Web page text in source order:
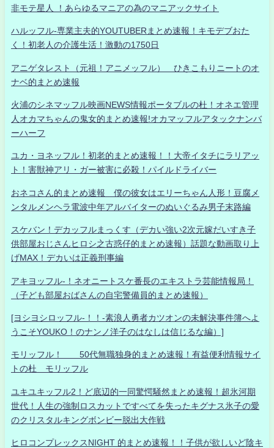
非モテ星人 ！あらゆるマニアの為のマニアックサイト
ハルッフル-専業主夫的YOUTUBERまとめ速報！キモデブおた
く！初老人の介護生活！激動の1750日
アニゲタレスト（元祖！アニメッフル） ひきこもりニートのオ
ナベ的まとめ速報
火浦のシネマッフル映画NEWS情報ポータブルの杜！オネエ管理
人オカマちゃんの鬼女的まとめ速報!オカマッフルアタックナンバ
ーハーフ
ユカ・ヨネッフル！初老的まとめ速報！！大帝イタチにラリアッ
ト！害獣神アリ・ガー被害に必殺！パイルドライバー
おネコさん的まとめ速報 僕の彼女はエリーちゃん人形！豆腐メ
ンタルメンヘラ電波中年アルバイターのぬいぐるみ男子末路編
スケバン！デカッフルまっくす（デカい強い2次元嫁だいすき子
供部屋おじさんヒロシ之古惑仔的まとめ速報）話題な動画取り上
げMAX！デカいは正義刑事編
アキヨッフル-！ネオニートスケ番長のエキストラ芸能情報局！
（子ども部屋おばさんの自宅警備員的まとめ速報）
[ヨシヨシロッフル-！！-素浪人勇者カツオンの未解決事件簿へよ
うこそYOUKO！のナンノ洋子のはなしは信じるな編）]
モリッフル！ 50代無職独身的まとめ速報！有益便利情報サイ
トの杜 モリッフル
ユキユキッフル2！ど底辺的一同驚愕騒然まとめ速報！超氷河期
世代！人生の強制ロスカットですべてを失ったキグナス氷子の愛
のクリスタルキングボンビー脱出大作戦
ヒロコンプレックスNIGHT 的まとめ速報！！子供が欲しいど陰キ